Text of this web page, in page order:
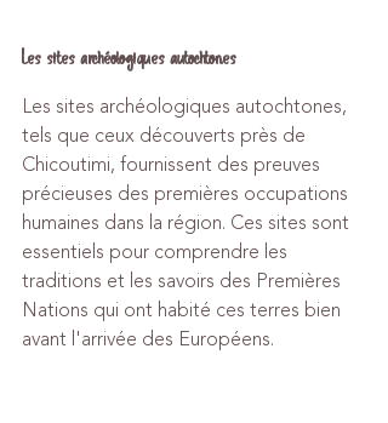
Les sites archéologiques autochtones
Les sites archéologiques autochtones,
tels que ceux découverts près de
Chicoutimi, fournissent des preuves
précieuses des premières occupations
humaines dans la région. Ces sites sont
essentiels pour comprendre les
traditions et les savoirs des Premières
Nations qui ont habité ces terres bien
avant l'arrivée des Européens.